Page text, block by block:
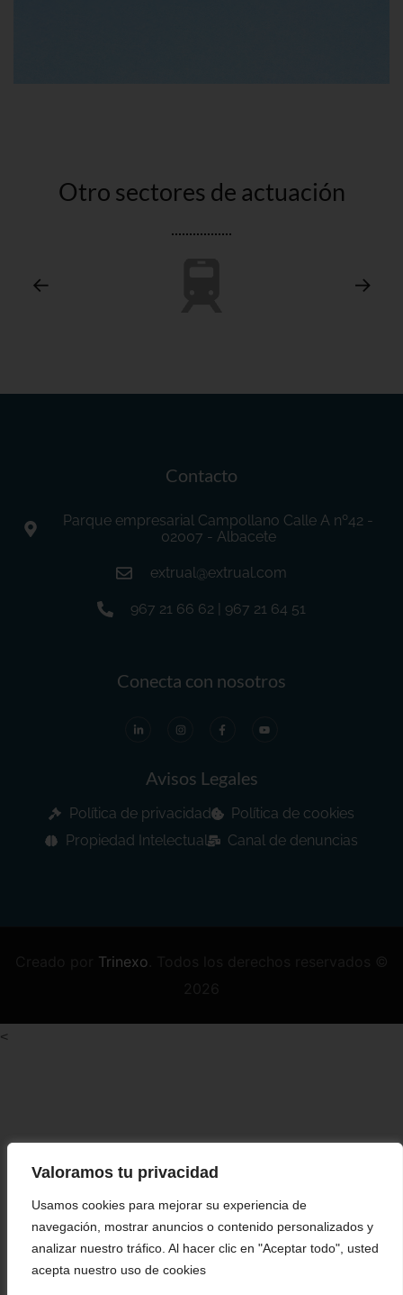
Valoramos tu privacidad
Usamos cookies para mejorar su experiencia de
navegación, mostrar anuncios o contenido personalizados y
analizar nuestro tráfico. Al hacer clic en "Aceptar todo", usted
acepta nuestro uso de cookies
Otro sectores de actuación
Contacto
Parque empresarial Campollano Calle A nº42 -
02007 - Albacete
extrual@extrual.com
967 21 66 62 | 967 21 64 51
Conecta con nosotros
Avisos Legales
Política de privacidad
Política de cookies
Propiedad Intelectual
Canal de denuncias
Trinexo
<